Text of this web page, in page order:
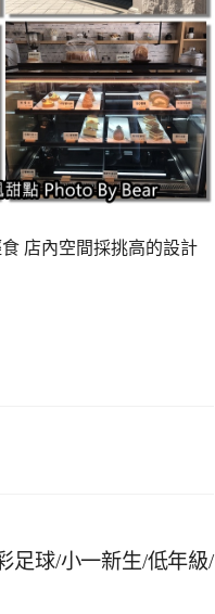
店內空間採挑高的設計
足球/小一新生/低年級/